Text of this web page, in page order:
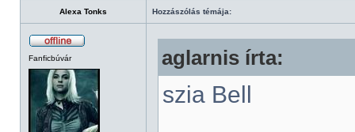
Alexa Tonks Hozzászólás témája:
Fanficbúvár aglarnis írta:
szia Bell